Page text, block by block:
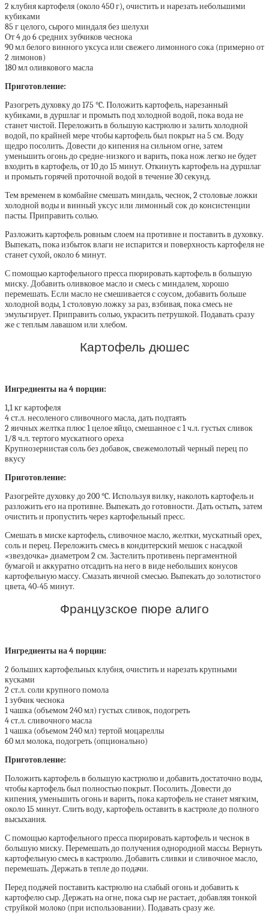
2 клубня картофеля (около 450 г), очистить и нарезать небольшими
кубиками
85 г целого, сырого миндаля без шелухи
От 4 до 6 средних зубчиков чеснока
90 мл белого винного уксуса или свежего лимонного сока (примерно от
2 лимонов)
180 мл оливкового масла
Приготовление:
Разогреть духовку до 175 °C. Положить картофель, нарезанный
кубиками, в дуршлаг и промыть под холодной водой, пока вода не
станет чистой. Переложить в большую кастрюлю и залить холодной
водой, по крайней мере чтобы картофель был покрыт на 5 см. Воду
щедро посолить. Довести до кипения на сильном огне, затем
уменьшить огонь до средне-низкого и варить, пока нож легко не будет
входить в картофель, от 10 до 15 минут. Откинуть картофель на дуршлаг
и промыть горячей проточной водой в течение 30 секунд.
Тем временем в комбайне смешать миндаль, чеснок, 2 столовые ложки
холодной воды и винный уксус или лимонный сок до консистенции
пасты. Приправить солью.
Разложить картофель ровным слоем на противне и поставить в духовку.
Выпекать, пока избыток влаги не испарится и поверхность картофеля не
станет сухой, около 6 минут.
С помощью картофельного пресса пюрировать картофель в большую
миску. Добавить оливковое масло и смесь с миндалем, хорошо
перемешать. Если масло не смешивается с соусом, добавить больше
холодной воды, 1 столовую ложку за раз, взбивая, пока смесь не
эмульгирует. Приправить солью, украсить петрушкой. Подавать сразу
же с теплым лавашом или хлебом.
Картофель дюшес
Ингредиенты на 4 порции:
1,1 кг картофеля
4 ст.л. несоленого сливочного масла, дать подтаять
2 яичных желтка плюс 1 целое яйцо, смешанное с 1 ч.л. густых сливок
1/8 ч.л. тертого мускатного ореха
Крупнозернистая соль без добавок, свежемолотый черный перец по
вкусу
Приготовление:
Разогрейте духовку до 200 °C. Используя вилку, наколоть картофель и
разложить его на противне. Выпекать до готовности. Дать остыть, затем
очистить и пропустить через картофельный пресс.
Смешать в миске картофель, сливочное масло, желтки, мускатный орех,
соль и перец. Переложить смесь в кондитерский мешок с насадкой
«звездочка» диаметром 2 см. Застелить противень пергаментной
бумагой и аккуратно отсадить на него в виде небольших конусов
картофельную массу. Смазать яичной смесью. Выпекать до золотистого
цвета, 40-45 минут.
Французское пюре алиго
Ингредиенты на 4 порции:
2 больших картофельных клубня, очистить и нарезать крупными
кусками
2 ст.л. соли крупного помола
1 зубчик чеснока
1 чашка (объемом 240 мл) густых сливок, подогреть
4 ст.л. сливочного масла
1 чашка (объемом 240 мл) тертой моцареллы
60 мл молока, подогреть (опционально)
Приготовление:
Положить картофель в большую кастрюлю и добавить достаточно воды,
чтобы картофель был полностью покрыт. Посолить. Довести до
кипения, уменьшить огонь и варить, пока картофель не станет мягким,
около 15 минут. Слить воду, картофель оставить в кастрюле до полного
высыхания.
С помощью картофельного пресса пюрировать картофель и чеснок в
большую миску. Перемешать до получения однородной массы. Вернуть
картофельную смесь в кастрюлю. Добавить сливки и сливочное масло,
перемешать. Держать в тепле до подачи.
Перед подачей поставить кастрюлю на слабый огонь и добавить к
картофелю сыр. Держать на огне, пока сыр не растает, добавляя тонкой
струйкой молоко (при использовании). Подавать сразу же.